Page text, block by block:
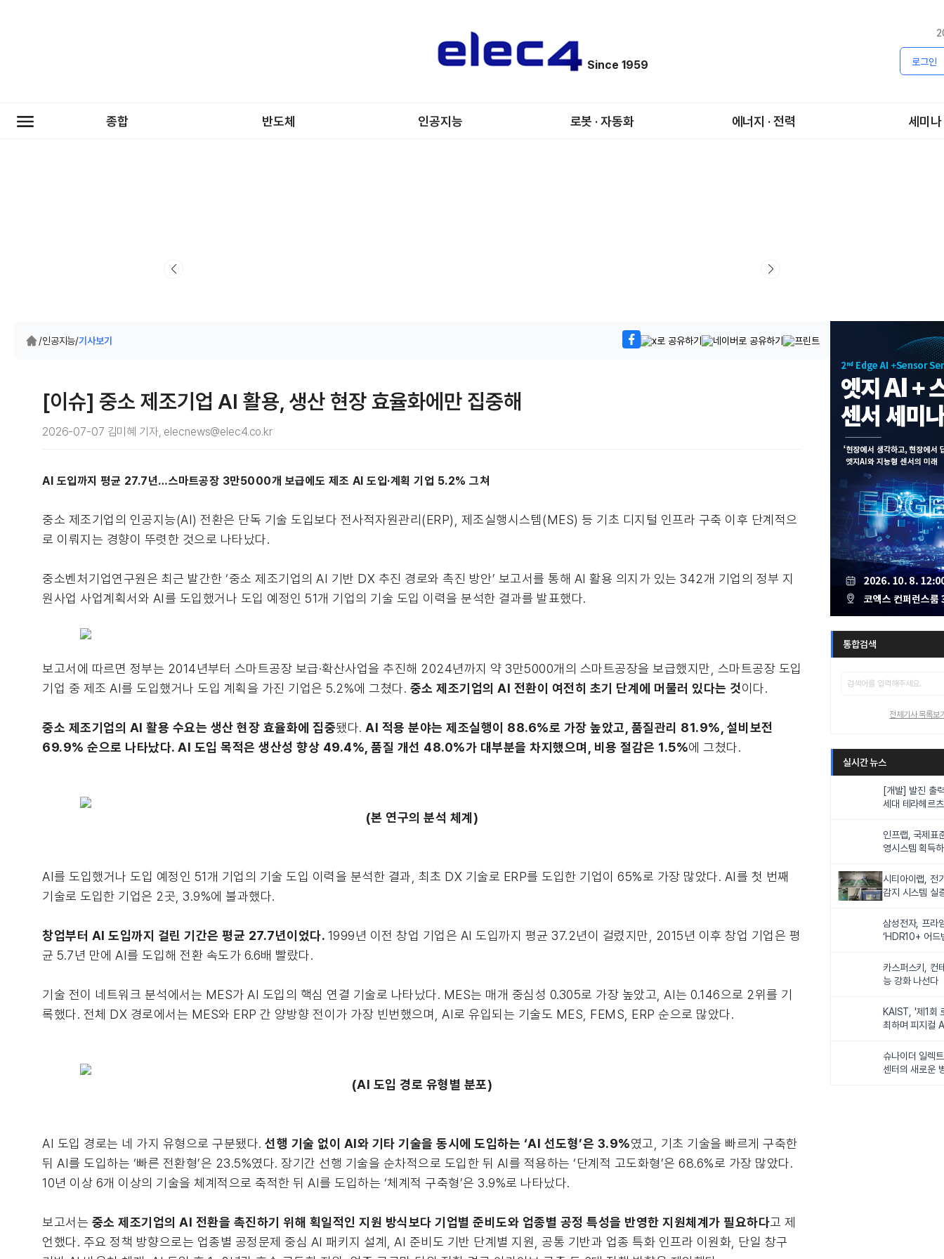
Since 1959 로그인
종합 반도체 인공지능 로봇 · 자동화 에너지 · 전력 세미나
/인공지능/기사보기
[이슈] 중소 제조기업 AI 활용, 생산 현장 효율화에만 집중해
2026-07-07 김미혜 기자, elecnews@elec4.co.kr
AI 도입까지 평균 27.7년…스마트공장 3만5000개 보급에도 제조 AI 도입·계획 기업 5.2% 그쳐
중소 제조기업의 인공지능(AI) 전환은 단독 기술 도입보다 전사적자원관리(ERP), 제조실행시스템(MES) 등 기초 디지털 인프라 구축 이후 단계적으
로 이뤄지는 경향이 뚜렷한 것으로 나타났다.
중소벤처기업연구원은 최근 발간한 ‘중소 제조기업의 AI 기반 DX 추진 경로와 촉진 방안’ 보고서를 통해 AI 활용 의지가 있는 342개 기업의 정부 지
원사업 사업계획서와 AI를 도입했거나 도입 예정인 51개 기업의 기술 도입 이력을 분석한 결과를 발표했다.
보고서에 따르면 정부는 2014년부터 스마트공장 보급·확산사업을 추진해 2024년까지 약 3만5000개의 스마트공장을 보급했지만, 스마트공장 도입
기업 중 제조 AI를 도입했거나 도입 계획을 가진 기업은 5.2%에 그쳤다. 중소 제조기업의 AI 전환이 여전히 초기 단계에 머물러 있다는 것이다.
중소 제조기업의 AI 활용 수요는 생산 현장 효율화에 집중됐다. AI 적용 분야는 제조실행이 88.6%로 가장 높았고, 품질관리 81.9%, 설비보전
69.9% 순으로 나타났다. AI 도입 목적은 생산성 향상 49.4%, 품질 개선 48.0%가 대부분을 차지했으며, 비용 절감은 1.5%에 그쳤다.
(본 연구의 분석 체계)
AI를 도입했거나 도입 예정인 51개 기업의 기술 도입 이력을 분석한 결과, 최초 DX 기술로 ERP를 도입한 기업이 65%로 가장 많았다. AI를 첫 번째
기술로 도입한 기업은 2곳, 3.9%에 불과했다.
창업부터 AI 도입까지 걸린 기간은 평균 27.7년이었다. 1999년 이전 창업 기업은 AI 도입까지 평균 37.2년이 걸렸지만, 2015년 이후 창업 기업은 평
균 5.7년 만에 AI를 도입해 전환 속도가 6.6배 빨랐다.
기술 전이 네트워크 분석에서는 MES가 AI 도입의 핵심 연결 기술로 나타났다. MES는 매개 중심성 0.305로 가장 높았고, AI는 0.146으로 2위를 기
록했다. 전체 DX 경로에서는 MES와 ERP 간 양방향 전이가 가장 빈번했으며, AI로 유입되는 기술도 MES, FEMS, ERP 순으로 많았다.
(AI 도입 경로 유형별 분포)
AI 도입 경로는 네 가지 유형으로 구분됐다. 선행 기술 없이 AI와 기타 기술을 동시에 도입하는 ‘AI 선도형’은 3.9%였고, 기초 기술을 빠르게 구축한
뒤 AI를 도입하는 ‘빠른 전환형’은 23.5%였다. 장기간 선행 기술을 순차적으로 도입한 뒤 AI를 적용하는 ‘단계적 고도화형’은 68.6%로 가장 많았다.
10년 이상 6개 이상의 기술을 체계적으로 축적한 뒤 AI를 도입하는 ‘체계적 구축형’은 3.9%로 나타났다.
보고서는 중소 제조기업의 AI 전환을 촉진하기 위해 획일적인 지원 방식보다 기업별 준비도와 업종별 공정 특성을 반영한 지원체계가 필요하다고 제
언했다. 주요 정책 방향으로는 업종별 공정문제 중심 AI 패키지 설계, AI 준비도 기반 단계별 지원, 공통 기반과 업종 특화 인프라 이원화, 단일 창구
통합검색
전체기사 목록보
실시간 뉴스
[개발] 발진 출
세대 테라헤르
인프랩, 국제표
영시스템 획득
시티아이랩, 전
감지 시스템 실
삼성전자, 프라
‘HDR10+ 어드
카스퍼스키, 컨
능 강화 나선다
KAIST, '제1회
최하며 피지컬
슈나이더 일렉
센터의 새로운